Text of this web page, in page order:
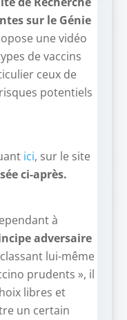
sur le Génie
une vidéo
de vaccins
ceux de
potentiels
ici, sur le site
ci-après.
à
adversaire
lui-même
prudents », il
libres et
un certain